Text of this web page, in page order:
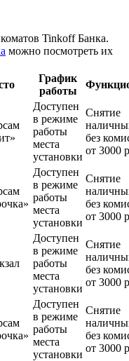
Tinkoff Банка.
можно посмотреть их
График
работы
Доступен
в режиме
работы
места
установки
Снятие
без
от 3000
Доступен
в режиме
работы
места
установки
Снятие
без
от 3000
Доступен
в режиме
работы
места
установки
Снятие
без
от 3000
Доступен
в режиме
работы
места
установки
Снятие
без
от 3000